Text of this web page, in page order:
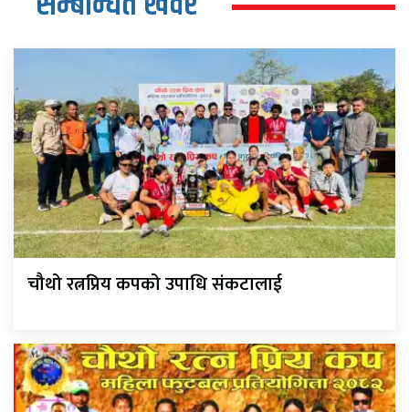
चौथो रत्नप्रिय कपको उपाधि संकटालाई